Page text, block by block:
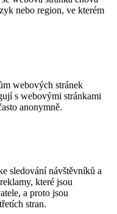
nebo region, ve kterém
webových stránek
s webovými stránkami
anonymně.
sledování návštěvníků a
které jsou
a proto jsou
stran.